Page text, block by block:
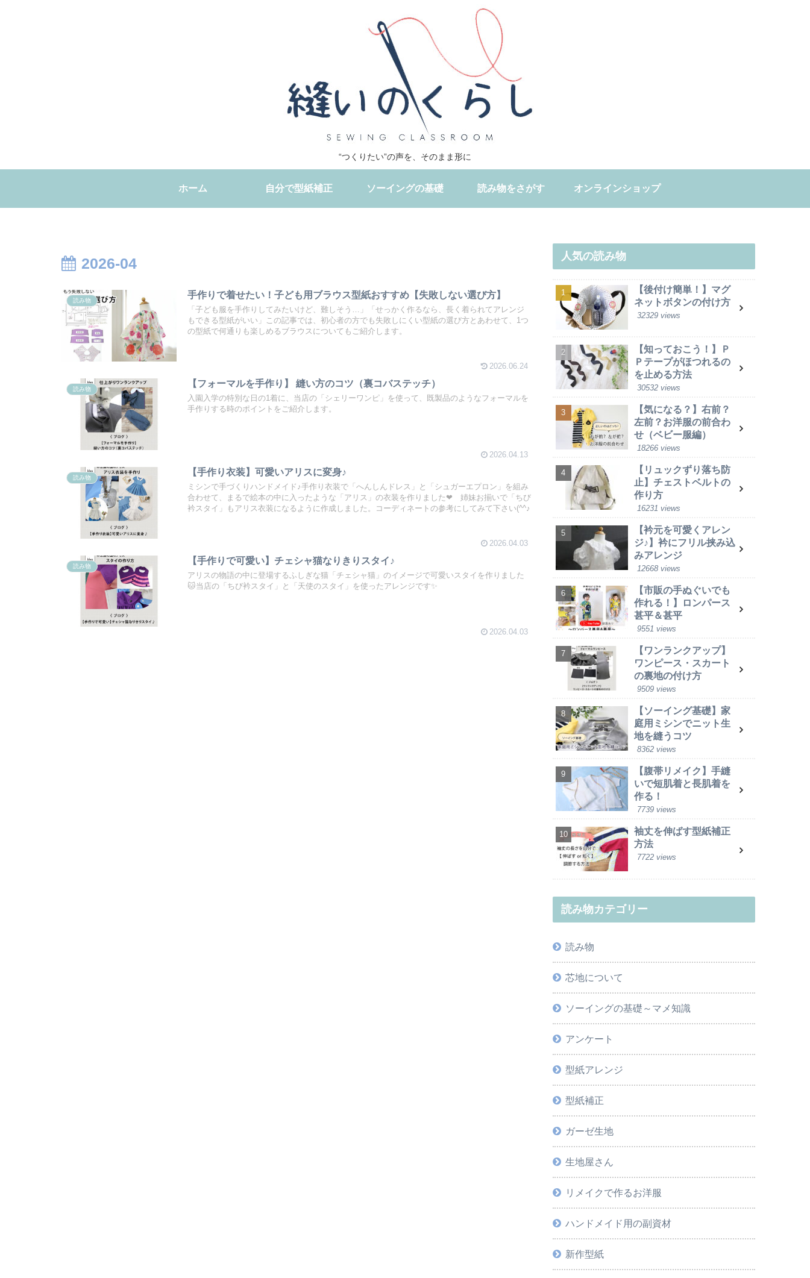
“つくりたい”の声を、そのまま形に
ホーム 自分で型紙補正 ソーイングの基礎 読み物をさがす オンラインショップ
2026-04
読み物
手作りで着せたい！子ども用ブラウス型紙おすすめ【失敗しない選び方】
「子ども服を手作りしてみたいけど、難しそう…」「せっかく作るなら、長く着られてアレンジ
もできる型紙がいい」この記事では、初心者の方でも失敗しにくい型紙の選び方とあわせて、1つ
の型紙で何通りも楽しめるブラウスについてもご紹介します。
2026.06.24
読み物
【フォーマルを手作り】 縫い方のコツ（裏コバステッチ）
入園入学の特別な日の1着に、当店の「シェリーワンピ」を使って、既製品のようなフォーマルを
手作りする時のポイントをご紹介します。
2026.04.13
読み物
【手作り衣装】可愛いアリスに変身♪
ミシンで手づくりハンドメイド♪手作り衣装で「へんしんドレス」と「シュガーエプロン」を組み
合わせて、まるで絵本の中に入ったような「アリス」の衣装を作りました❤ 姉妹お揃いで「ちび
衿スタイ」もアリス衣装になるように作成しました。コーディネートの参考にしてみて下さい(^^♪
2026.04.03
読み物
【手作りで可愛い】チェシャ猫なりきりスタイ♪
アリスの物語の中に登場するふしぎな猫「チェシャ猫」のイメージで可愛いスタイを作りました
🐱当店の「ちび衿スタイ」と「天使のスタイ」を使ったアレンジです✨
2026.04.03
人気の読み物
【後付け簡単！】マグ
ネットボタンの付け方
32329 views
【知っておこう！】Ｐ
Ｐテープがほつれるの
を止める方法
30532 views
【気になる？】右前？
左前？お洋服の前合わ
せ（ベビー服編）
18266 views
【リュックずり落ち防
止】チェストベルトの
作り方
16231 views
【衿元を可愛くアレン
ジ♪】衿にフリル挟み込
みアレンジ
12668 views
【市販の手ぬぐいでも
作れる！】ロンパース
甚平＆甚平
9551 views
【ワンランクアップ】
ワンピース・スカート
の裏地の付け方
9509 views
【ソーイング基礎】家
庭用ミシンでニット生
地を縫うコツ
8362 views
【腹帯リメイク】手縫
いで短肌着と長肌着を
作る！
7739 views
袖丈を伸ばす型紙補正
方法
7722 views
読み物カテゴリー
読み物
芯地について
ソーイングの基礎～マメ知識
アンケート
型紙アレンジ
型紙補正
ガーゼ生地
生地屋さん
リメイクで作るお洋服
ハンドメイド用の副資材
新作型紙